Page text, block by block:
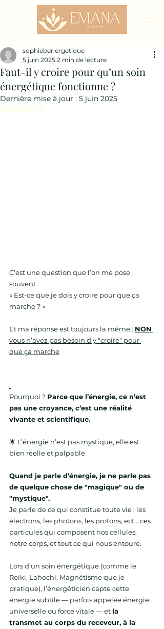
Faut-il y croire pour qu’un soin
énergétique fonctionne ?
sophiebenergetique
5 juin 2025 2 min de lecture
Dernière mise à jour : 5 juin 2025
C’est une question que l’on me pose
souvent :
« Est-ce que je dois y croire pour que ça
marche ? »
Et ma réponse est toujours la même : NON
vous n’avez pas besoin d’y "croire" pour
que ça marche
.
Pourquoi ? Parce que l’énergie, ce n’est
pas une croyance, c’est une réalité
vivante et scientifique.
🌟 L’énergie n’est pas mystique, elle est
bien réelle et palpable
Quand je parle d’énergie, je ne parle pas
de quelque chose de "magique" ou de
"mystique".
Je parle de ce qui constitue toute vie : les
électrons, les photons, les protons, ect… ces
particules qui composent nos cellules,
notre corps, et tout ce qui nous entoure.
Lors d’un soin énergétique (comme le
Reiki, Lahochi, Magnétisme que je
pratique), l’énergéticien capte cette
énergie subtile — parfois appelée énergie
universelle ou force vitale — et la
transmet au corps du receveur, à la